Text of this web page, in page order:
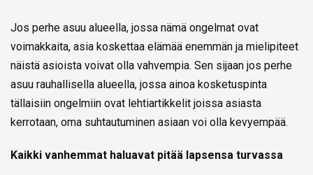
Jos perhe asuu alueella, jossa nämä ongelmat ovat
voimakkaita, asia koskettaa elämää enemmän ja mielipiteet
näistä asioista voivat olla vahvempia. Sen sijaan jos perhe
asuu rauhallisella alueella, jossa ainoa kosketuspinta
tällaisiin ongelmiin ovat lehtiartikkelit joissa asiasta
kerrotaan, oma suhtautuminen asiaan voi olla kevyempää.
Kaikki vanhemmat haluavat pitää lapsensa turvassa